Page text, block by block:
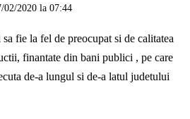
02/2020 la 07:44
fie la fel de preocupat si de calitatea
finantate din bani publici , pe care
de-a lungul si de-a latul judetului